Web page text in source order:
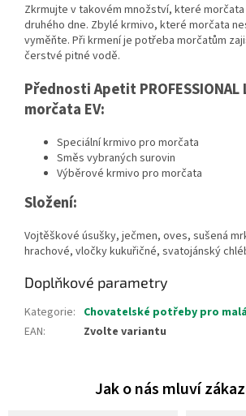
Zkrmujte v takovém množství, které
druhého dne. Zbylé krmivo, které morčata
vyměňte. Při krmení je potřeba morčatům
čerstvé pitné vodě.
Přednosti Apetit PROFESSIONAL
morčata EV:
Speciální krmivo pro morčata
Směs vybraných surovin
Výběrové krmivo pro morčata
Složení:
Vojtěškové úsušky, ječmen, oves, sušená
hrachové, vločky kukuřičné, svatojánský
Doplňkové parametry
Kategorie: Chovatelské potřeby pro
EAN: Zvolte variantu